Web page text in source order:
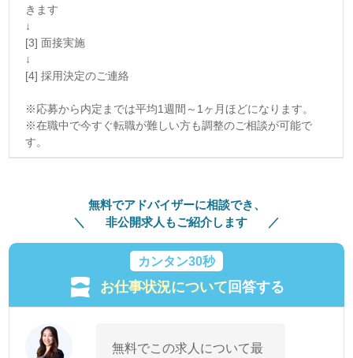
きます
↓
[3] 面接実施
↓
[4] 採用決定のご連絡
※応募から内定までは平均1週間～1ヶ月ほどになります。
※在職中で今すぐ転職が難しい方も調整のご相談が可能で
す。
無料でアドバイザーに相談でき、
非公開求人もご紹介します
カンタン30秒
お仕事状況について回答する
無料でこの求人について最